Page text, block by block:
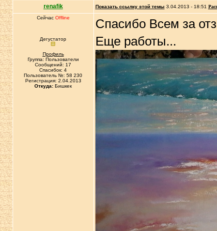
renafik Показать ссылку этой темы 3.04.2013 - 18:51
Сейчас Offline
Дегустатор
Профиль
Группа: Пользователи
Сообщений: 17
Спасибок: 4
Пользователь №: 58 230
Регистрация: 2.04.2013
Откуда: Бишкек
Спасибо Всем за
Еще работы...